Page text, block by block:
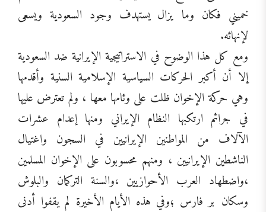
خميني فكان وما يزال يستهدف وجود السعودية ويسعى
لإنهائه.
ومع كل هذا الوضوح في الاستراتيجية الإيرانية ضد السعودية
إلا أن أكبر الحركات السياسية الإسلامية السنية وأقدمها
وهي حركة الإخوان ظلت على وئامها معها ، ولم تعترض عليها
في جرائم ارتكبها النظام الإيراني ومنها إعدام عشرات
الآلاف من المواطنين الإيرانيين في السجون واغتيال
الناشطين الإيرانيين ، ومنهم محسوبون على الإخوان المسلمين
،واضطهاد العرب الأحوازيين ،والسنة التركمان والبلوش
وسكان بر فارس ؛وفي هذه الأيام الأخيرة لم يقفوا أدنى